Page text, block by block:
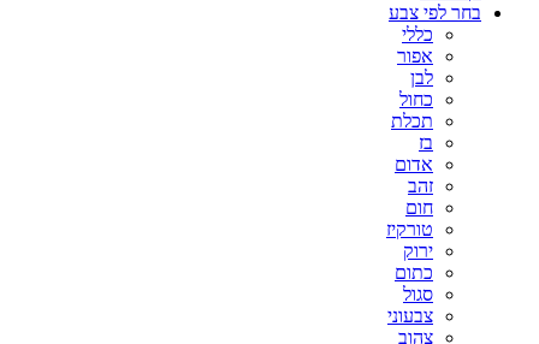
בחר לפי צבע
כללי
אפור
לבן
כחול
תכלת
בז
אדום
זהב
חום
טורקיז
ירוק
כתום
סגול
צבעוני
צהוב